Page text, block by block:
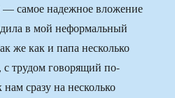
— самое надежное вложение
в мой неформальный
же как и папа несколько
с трудом говорящий по-
сразу на несколько